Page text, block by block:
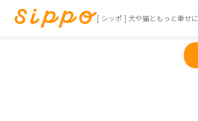
[ シッポ ] 犬や猫ともっと幸せに